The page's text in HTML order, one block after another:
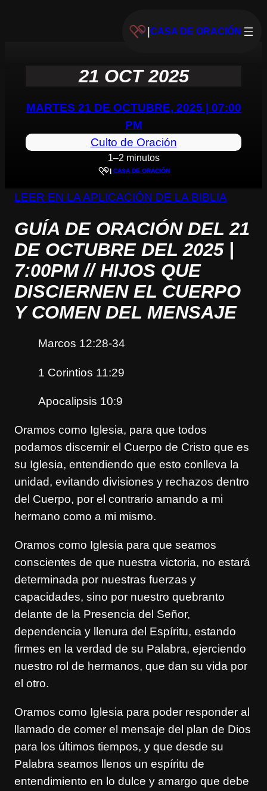
|CASA DE ORACIÓN
21 OCT 2025
MARTES 21 DE OCTUBRE, 2025 | 07:00
PM
Culto de Oración
1–2 minutos
| CASA DE ORACIÓN
LEER EN LA APLICACIÓN DE LA BIBLIA
GUÍA DE ORACIÓN DEL 21
DE OCTUBRE DEL 2025 |
7:00PM // HIJOS QUE
DISCIERNEN EL CUERPO
Y COMEN DEL MENSAJE
Marcos 12:28-34
1 Corintios 11:29
Apocalipsis 10:9
Oramos como Iglesia, para que todos
podamos discernir el Cuerpo de Cristo que es
su Iglesia, entendiendo que esto conlleva la
unidad, evitando divisiones y rechazos dentro
del Cuerpo, por el contrario amando a mi
hermano como a mi mismo.
Oramos como Iglesia para que seamos
conscientes de que nuestra victoria, no estará
determinada por nuestras fuerzas y
capacidades, sino por nuestro quebranto
delante de la Presencia del Señor,
dependencia y llenura del Espíritu, estando
firmes en la verdad de su Palabra, ejerciendo
nuestro rol de hermanos, que dan su vida por
el otro.
Oramos como Iglesia para poder responder al
llamado de comer el mensaje del plan de Dios
para los últimos tiempos, y que desde su
Palabra seamos llenos un espíritu de
entendimiento en lo dulce y amargo que debe